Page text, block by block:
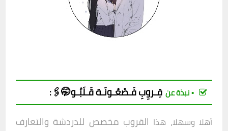
▪︎ نبذة عن قِـروِبِفَـصْعُـونَـة قَـلَبُـو🤭🖇:
أهلا وسهلا، هذا القروب مخصص للدردشة والتعارف